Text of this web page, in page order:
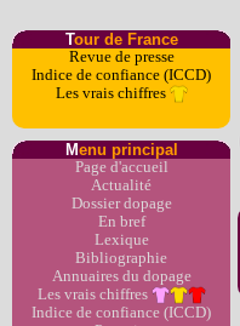
Tour de France
Revue de presse
Indice de confiance (ICCD)
Les vrais chiffres
Menu principal
Page d'accueil
Actualité
Dossier dopage
En bref
Lexique
Bibliographie
Annuaires du dopage
Les vrais chiffres
Indice de confiance (ICCD)